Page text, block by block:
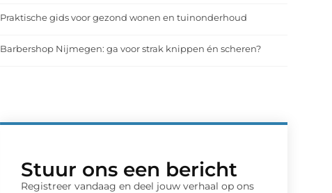
Praktische gids voor gezond wonen en tuinonderhoud
Barbershop Nijmegen: ga voor strak knippen én scheren?
Stuur ons een bericht
Registreer vandaag en deel jouw verhaal op ons